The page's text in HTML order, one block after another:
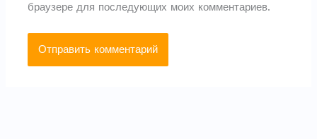
браузере для последующих моих комментариев.